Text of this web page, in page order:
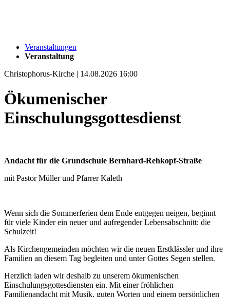
Veranstaltungen
Veranstaltung
Christophorus-Kirche | 14.08.2026 16:00
Ökumenischer
Einschulungsgottesdienst
Andacht für die Grundschule Bernhard-Rehkopf-Straße
mit Pastor Müller und Pfarrer Kaleth
Wenn sich die Sommerferien dem Ende entgegen neigen, beginnt
für viele Kinder ein neuer und aufregender Lebensabschnitt: die
Schulzeit!
Als Kirchengemeinden möchten wir die neuen Erstklässler und ihre
Familien an diesem Tag begleiten und unter Gottes Segen stellen.
Herzlich laden wir deshalb zu unserem ökumenischen
Einschulungsgottesdiensten ein. Mit einer fröhlichen
Familienandacht mit Musik, guten Worten und einem persönlichen